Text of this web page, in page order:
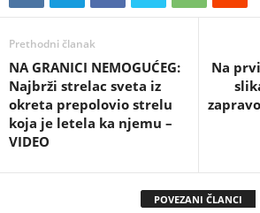
Prethodni članak
NA GRANICI NEMOGUĆEG:
Najbrži strelac sveta iz
okreta prepolovio strelu
koja je letela ka njemu –
VIDEO
Na
POVEZANI ČLANCI